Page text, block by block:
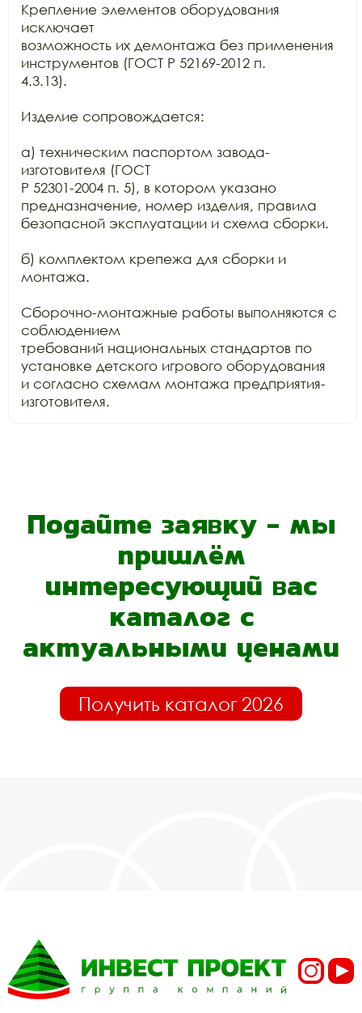
Крепление элементов оборудования
исключает
возможность их демонтажа без применения
инструментов (ГОСТ Р 52169-2012 п.
4.3.13).
Изделие сопровождается:
а) техническим паспортом завода-
изготовителя (ГОСТ
Р 52301-2004 п. 5), в котором указано
предназначение, номер изделия, правила
безопасной эксплуатации и схема сборки.
б) комплектом крепежа для сборки и
монтажа.
Сборочно-монтажные работы выполняются с
соблюдением
требований национальных стандартов по
установке детского игрового оборудования
и согласно схемам монтажа предприятия-
изготовителя.
Подайте заявку - мы
пришлём
интересующий вас
каталог с
актуальными ценами
Получить каталог 2026